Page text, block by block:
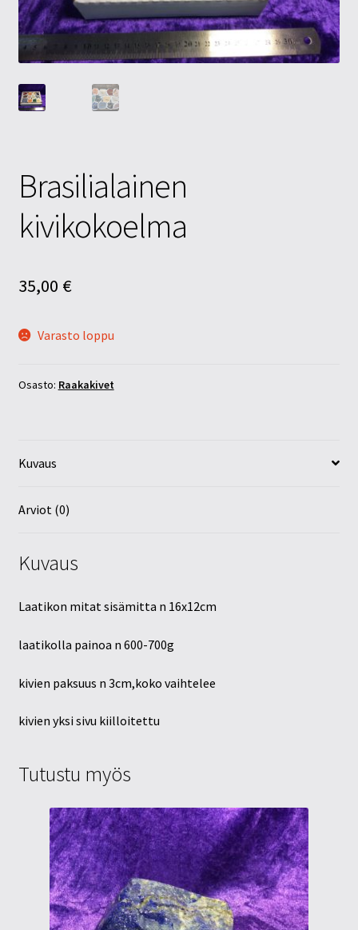
Tietosuojaseloste
Tuotteet
Yritysinfo
Brasilialainen
kivikokoelma
35,00 €
Varasto loppu
Osasto: Raakakivet
Kuvaus
Arviot (0)
Kuvaus
Laatikon mitat sisämitta n 16x12cm
laatikolla painoa n 600-700g
kivien paksuus n 3cm,koko vaihtelee
kivien yksi sivu kiilloitettu
Tutustu myös